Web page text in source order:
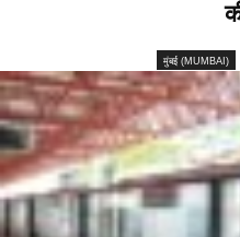
मुंबई (MUMBAI)